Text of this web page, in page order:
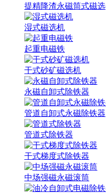
提精降渣永磁筒式磁选
湿式磁选机
起重电磁铁
干式砂矿磁选机
永磁自卸式除铁器
管道自卸式永磁除铁器
管道式除铁器
干式梯度式除铁器
中场强磁永磁滚筒